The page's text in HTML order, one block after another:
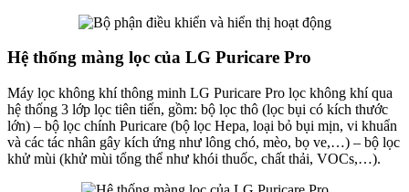
Hệ thống màng lọc của LG Puricare Pro
Máy lọc không khí thông minh LG Puricare Pro lọc không khí qua
hệ thống 3 lớp lọc tiên tiến, gồm: bộ lọc thô (lọc bụi có kích thước
lớn) – bộ lọc chính Puricare (bộ lọc Hepa, loại bỏ bụi mịn, vi khuẩn
và các tác nhân gây kích ứng như lông chó, mèo, bọ ve,…) – bộ lọc
khử mùi (khử mùi tổng thể như khói thuốc, chất thải, VOCs,…).